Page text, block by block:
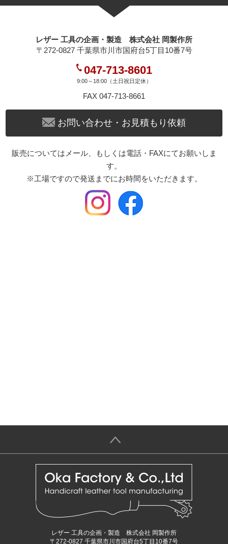
レザー 工具の企画・製造 株式会社 岡製作所
〒272-0827 千葉県市川市国府台5丁目10番7号
047-713-8601
9:00～18:00（土日祝日定休）
FAX 047-713-8661
お問い合わせ・お見積もり依頼
販売についてはメール、もしくは電話・FAXにてお願いしま
す。
※工場ですので発送までにお時間をいただきます。
＞
レザー 工具の企画・製造 株式会社 岡製作所
〒272-0827 千葉県市川市国府台5丁目10番7号